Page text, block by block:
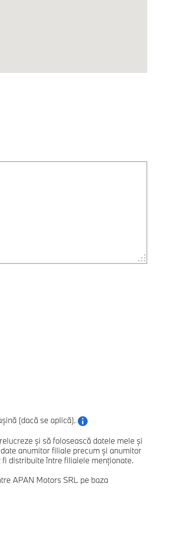
(dacă se aplică).
și să folosească datele mele și
anumitor filiale precum și anumitor
distribuite între filialele menționate.
APAN Motors SRL pe baza